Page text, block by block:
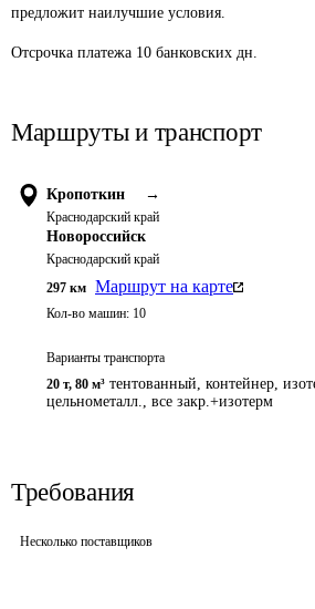
предложит наилучшие условия.
Отсрочка платежа 10 банковских дн.
Маршруты и транспорт
Кропоткин →
Краснодарский край
Новороссийск
Краснодарский край
297 км Маршрут на карте
Кол-во машин: 10
Варианты транспорта
20 т, 80 м³ тентованный, контейнер,
цельнометалл., все закр.+изотерм
Требования
Несколько поставщиков